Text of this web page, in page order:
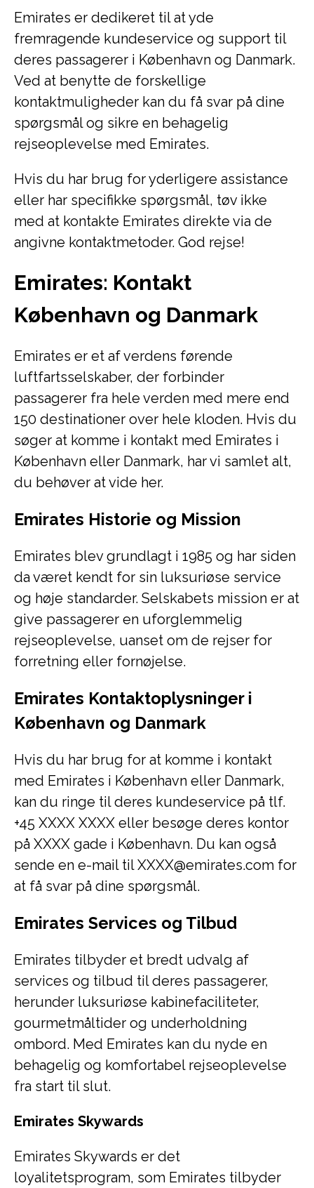
Emirates er dedikeret til at yde
fremragende kundeservice og support til
deres passagerer i København og Danmark.
Ved at benytte de forskellige
kontaktmuligheder kan du få svar på dine
spørgsmål og sikre en behagelig
rejseoplevelse med Emirates.
Hvis du har brug for yderligere assistance
eller har specifikke spørgsmål, tøv ikke
med at kontakte Emirates direkte via de
angivne kontaktmetoder. God rejse!
Emirates: Kontakt
København og Danmark
Emirates er et af verdens førende
luftfartsselskaber, der forbinder
passagerer fra hele verden med mere end
150 destinationer over hele kloden. Hvis du
søger at komme i kontakt med Emirates i
København eller Danmark, har vi samlet alt,
du behøver at vide her.
Emirates Historie og Mission
Emirates blev grundlagt i 1985 og har siden
da været kendt for sin luksuriøse service
og høje standarder. Selskabets mission er at
give passagerer en uforglemmelig
rejseoplevelse, uanset om de rejser for
forretning eller fornøjelse.
Emirates Kontaktoplysninger i
København og Danmark
Hvis du har brug for at komme i kontakt
med Emirates i København eller Danmark,
kan du ringe til deres kundeservice på tlf.
+45 XXXX XXXX eller besøge deres kontor
på XXXX gade i København. Du kan også
sende en e-mail til XXXX@emirates.com for
at få svar på dine spørgsmål.
Emirates Services og Tilbud
Emirates tilbyder et bredt udvalg af
services og tilbud til deres passagerer,
herunder luksuriøse kabinefaciliteter,
gourmetmåltider og underholdning
ombord. Med Emirates kan du nyde en
behagelig og komfortabel rejseoplevelse
fra start til slut.
Emirates Skywards
Emirates Skywards er det
loyalitetsprogram, som Emirates tilbyder